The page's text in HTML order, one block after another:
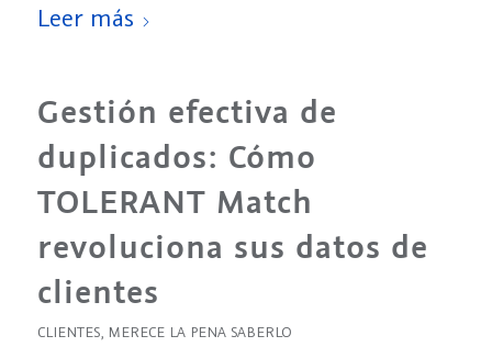
Leer más
Gestión efectiva de
duplicados: Cómo
TOLERANT Match
revoluciona sus datos de
clientes
CLIENTES, MERECE LA PENA SABERLO